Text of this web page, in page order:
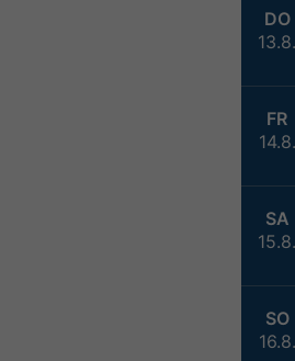
DO
13.8.
FR
14.8.
SA
15.8.
SO
16.8.